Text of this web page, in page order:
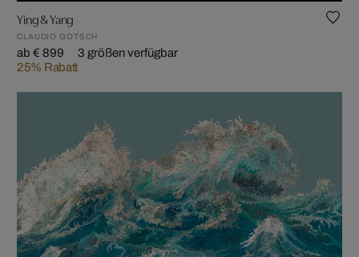
Ying & Yang
CLAUDIO GOTSCH
ab € 899
25% Rabatt
3 größen verfügbar